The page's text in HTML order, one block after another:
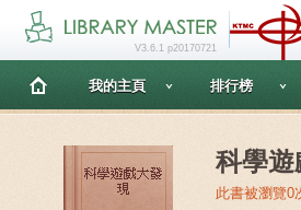
V3.6.1 p20170721
我的主頁 排行榜
科學
此書被瀏覽0